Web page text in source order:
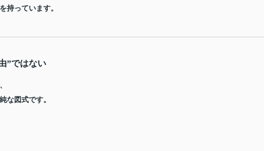
持っています。
”ではない
な図式です。